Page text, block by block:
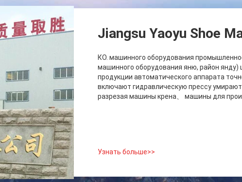
Jiangsu Yaoyu Shoe
КО. машинного оборудования
машинного оборудования яню, район
продукции автоматического аппарата
включают гидравлическую прессу
разрезая машины крена、 машины для
Узнать больше>>